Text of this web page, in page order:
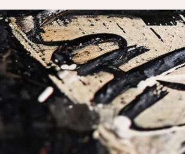
GA DIRECT NAAR DE CONTENT